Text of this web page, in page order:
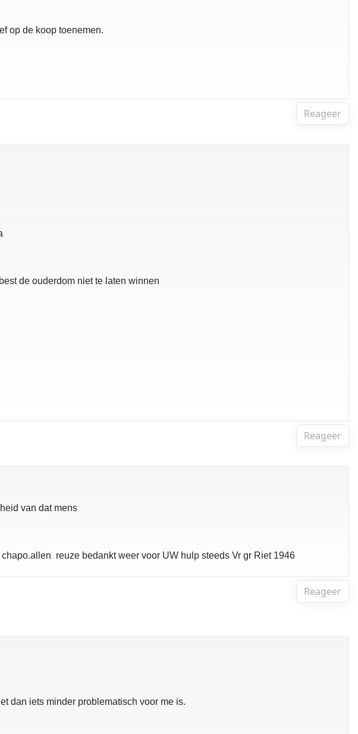
op de koop toenemen.
Reageer
de ouderdom niet te laten winnen
Reageer
van dat mens
reuze bedankt weer voor UW hulp steeds Vr gr Riet 1946
Reageer
dan iets minder problematisch voor me is.